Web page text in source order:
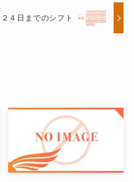
４日までのシフト